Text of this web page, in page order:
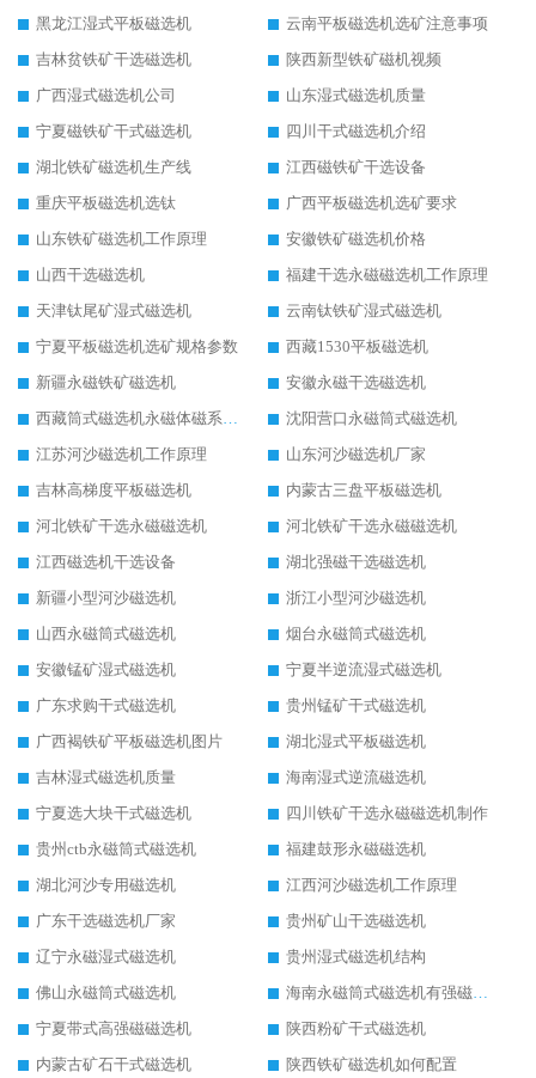
黑龙江湿式平板磁选机
云南平板磁选机选矿注意事项
吉林贫铁矿干选磁选机
陕西新型铁矿磁机视频
广西湿式磁选机公司
山东湿式磁选机质量
宁夏磁铁矿干式磁选机
四川干式磁选机介绍
湖北铁矿磁选机生产线
江西磁铁矿干选设备
重庆平板磁选机选钛
广西平板磁选机选矿要求
山东铁矿磁选机工作原理
安徽铁矿磁选机价格
山西干选磁选机
福建干选永磁磁选机工作原理
天津钛尾矿湿式磁选机
云南钛铁矿湿式磁选机
宁夏平板磁选机选矿规格参数
西藏1530平板磁选机
新疆永磁铁矿磁选机
安徽永磁干选磁选机
西藏筒式磁选机永磁体磁系设计
沈阳营口永磁筒式磁选机
江苏河沙磁选机工作原理
山东河沙磁选机厂家
吉林高梯度平板磁选机
内蒙古三盘平板磁选机
河北铁矿干选永磁磁选机
河北铁矿干选永磁磁选机
江西磁选机干选设备
湖北强磁干选磁选机
新疆小型河沙磁选机
浙江小型河沙磁选机
山西永磁筒式磁选机
烟台永磁筒式磁选机
安徽锰矿湿式磁选机
宁夏半逆流湿式磁选机
广东求购干式磁选机
贵州锰矿干式磁选机
广西褐铁矿平板磁选机图片
湖北湿式平板磁选机
吉林湿式磁选机质量
海南湿式逆流磁选机
宁夏选大块干式磁选机
四川铁矿干选永磁磁选机制作
贵州ctb永磁筒式磁选机
福建鼓形永磁磁选机
湖北河沙专用磁选机
江西河沙磁选机工作原理
广东干选磁选机厂家
贵州矿山干选磁选机
辽宁永磁湿式磁选机
贵州湿式磁选机结构
佛山永磁筒式磁选机
海南永磁筒式磁选机有强磁的吗
宁夏带式高强磁磁选机
陕西粉矿干式磁选机
内蒙古矿石干式磁选机
陕西铁矿磁选机如何配置